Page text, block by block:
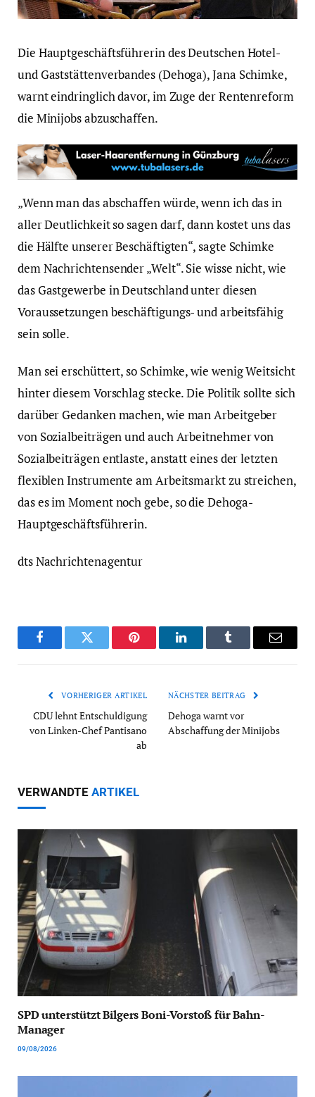
Die Hauptgeschäftsführerin des Deutschen Hotel-
und Gaststättenverbandes (Dehoga), Jana Schimke,
warnt eindringlich davor, im Zuge der Rentenreform
die Minijobs abzuschaffen.
„Wenn man das abschaffen würde, wenn ich das in
aller Deutlichkeit so sagen darf, dann kostet uns das
die Hälfte unserer Beschäftigten“, sagte Schimke
dem Nachrichtensender „Welt“. Sie wisse nicht, wie
das Gastgewerbe in Deutschland unter diesen
Voraussetzungen beschäftigungs- und arbeitsfähig
sein solle.
Man sei erschüttert, so Schimke, wie wenig Weitsicht
hinter diesem Vorschlag stecke. Die Politik sollte sich
darüber Gedanken machen, wie man Arbeitgeber
von Sozialbeiträgen und auch Arbeitnehmer von
Sozialbeiträgen entlaste, anstatt eines der letzten
flexiblen Instrumente am Arbeitsmarkt zu streichen,
das es im Moment noch gebe, so die Dehoga-
Hauptgeschäftsführerin.
dts Nachrichtenagentur
FacebookTwitter Pinterest LinkedInTumblr Email
VORHERIGER ARTIKEL
CDU lehnt Entschuldigung
von Linken-Chef Pantisano
ab
NÄCHSTER BEITRAG
Dehoga warnt vor
Abschaffung der Minijobs
VERWANDTE ARTIKEL
SPD unterstützt Bilgers Boni-Vorstoß für Bahn-
Manager
09/08/2026